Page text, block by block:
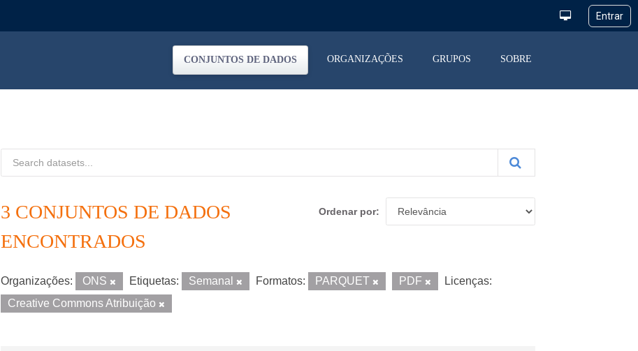
CONJUNTOS DE DADOS ORGANIZAÇÕES GRUPOS SOBRE
Ordenar por
3 CONJUNTOS DE DADOS
ENCONTRADOS
Organizações: ONS Etiquetas: Semanal Formatos: PARQUET PDF
Licenças:
Creative Commons Atribuição